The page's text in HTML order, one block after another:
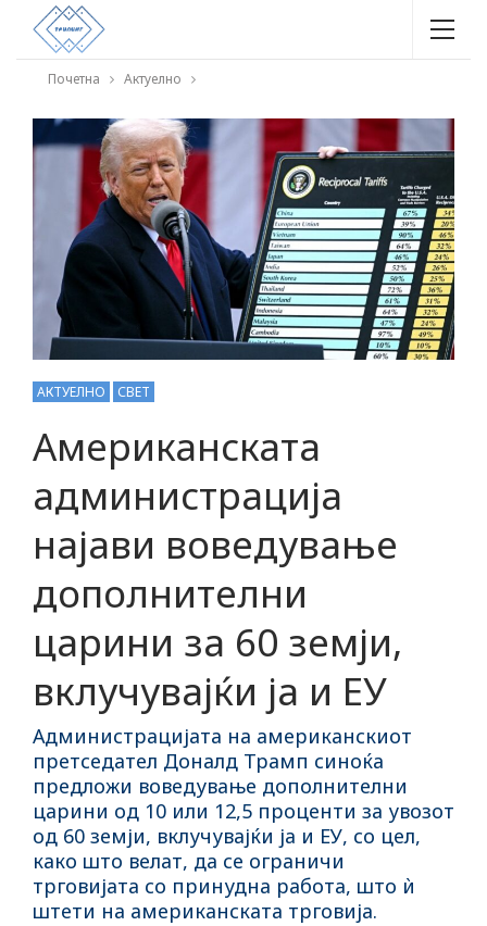
Почетна Актуелно
АКТУЕЛНО СВЕТ
Американската
администрација
најави воведување
дополнителни
царини за 60 земји,
вклучувајќи ја и ЕУ
Администрацијата на американскиот
претседател Доналд Трамп синоќа
предложи воведување дополнителни
царини од 10 или 12,5 проценти за увозот
од 60 земји, вклучувајќи ја и ЕУ, со цел,
како што велат, да се ограничи
трговијата со принудна работа, што ѝ
штети на американската трговија.